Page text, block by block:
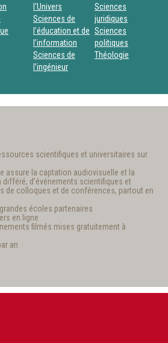
l'Univers
Sciences de
l’éducation et de
l’information
Sciences de
l’ingénieur
Sciences
juridiques
Sciences
politiques
Théologie
scientifiques et universitaires sur
assure la captation audiovisuelle et la
d’événements scientifiques et
de colloques et de conférences, partout en
écoles partenaires
en ligne
filmés mises gratuitement à
an